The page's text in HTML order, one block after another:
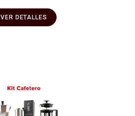
VER DETALLES